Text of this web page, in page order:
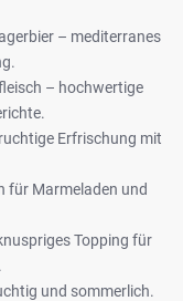
– mediterranes
– hochwertige
Erfrischung mit
für Marmeladen und
Topping für
und sommerlich.